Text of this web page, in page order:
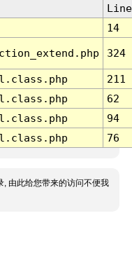
Line
14
324
211
62
94
76
, 由此给您带来的访问不便我